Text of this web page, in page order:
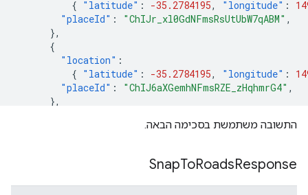
{ "latitude" : -35.2784195, "longitude" :
"placeId" : "ChIJr_xl0GdNFmsRsUtUbW7qABM" ,
},
{
"location" :
{ "latitude" : -35.2784195, "longitude" :
"placeId" : "ChIJ6aXGemhNFmsRZE_zHqhmrG4" ,
},
"ChIJ6aXGemhNFmsRZE_zHqhmrG4"
{
התשובה משתמשת בסכימה הבאה.
SnapToRoadsResponse